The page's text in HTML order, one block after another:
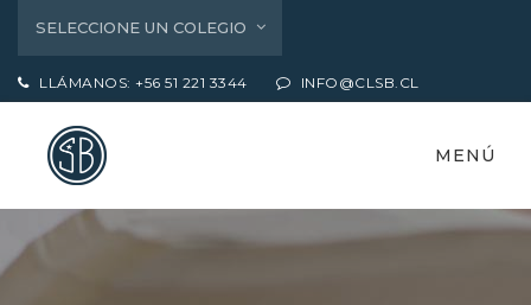
SELECCIONE UN COLEGIO
LLÁMANOS: +56 51 221 3344 INFO@CLSB.CL
MENÚ